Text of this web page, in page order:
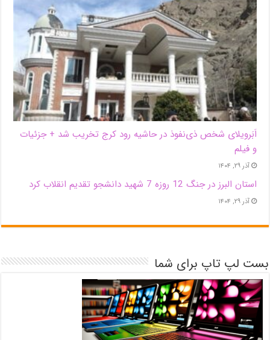
اَبَر‌ویلای شخص ذی‌نفوذ در حاشیه‌ رود کرج تخریب شد + جزئیات
و فیلم
آذر ۲۹, ۱۴۰۴
استان البرز در جنگ 12 روزه 7 شهید دانشجو تقدیم انقلاب کرد
آذر ۲۹, ۱۴۰۴
بست لپ تاپ برای شما